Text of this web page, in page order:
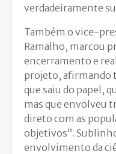
verdadeiramente
Também o vice-
Ramalho, marcou
encerramento e
projeto, afirmando
que saiu do papel,
mas que envolveu
direto com as
objetivos”.
envolvimento da